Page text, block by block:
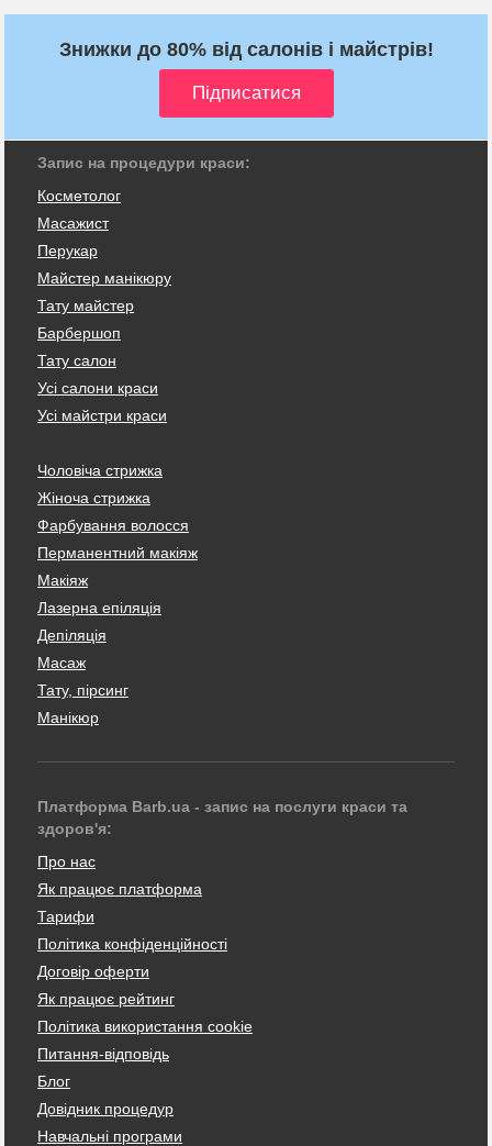
Знижки до 80% від салонів і майстрів!
Запис на процедури краси:
Косметолог
Масажист
Перукар
Майстер манікюру
Тату майстер
Барбершоп
Тату салон
Усі салони краси
Усі майстри краси
Чоловіча стрижка
Жіноча стрижка
Фарбування волосся
Перманентний макіяж
Макіяж
Лазерна епіляція
Депіляція
Масаж
Тату, пірсинг
Манікюр
Платформа Barb.ua - запис на послуги краси та
здоров'я:
Про нас
Як працює платформа
Тарифи
Політика конфіденційності
Договір оферти
Як працює рейтинг
Політика використання cookie
Питання-відповідь
Блог
Довідник процедур
Навчальні програми